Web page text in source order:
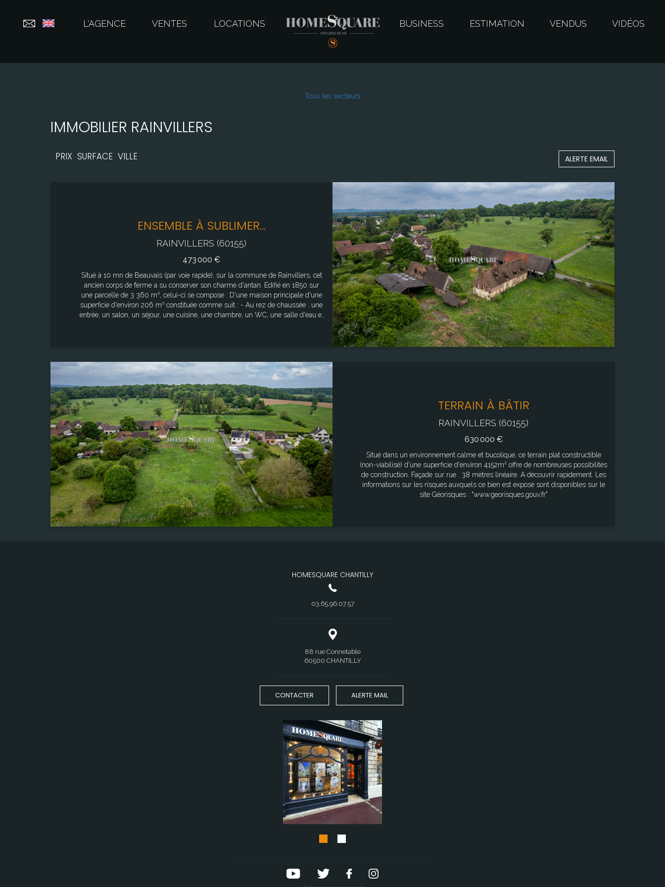
LOCATIONS
VENTES
L'AGENCE BUSINESS ESTIMATION VENDUS VIDÉOS
Tous les secteurs
IMMOBILIER RAINVILLERS
PRIX SURFACE VILLE ALERTE EMAIL
ENSEMBLE À SUBLIMER...
RAINVILLERS (60155)
473 000 €
Situé à 10 mn de Beauvais (par voie rapide), sur la commune de Rainvillers, cet
ancien corps de ferme a su conserver son charme d'antan. Edifié en 1850 sur
une parcelle de 3 360 m², celui-ci se compose : D'une maison principale d'une
superficie d'environ 206 m² constituée comme suit : - Au rez de chaussée : une
entrée, un salon, un séjour, une cuisine, une chambre, un WC, une salle d'eau et
possibilités de rénovations, permettra d'envisager de nombreux projets. Superficie
maison principale : 206 m² environ Superficie bâtiments annexes : 705 m²
Surface cadastrale : 3360 m² Les informations sur les risques auxquels ce bien
est exposé sont disponibles sur le site Géorisques : "www.georisques.gouv.fr"
206,00 m²
Terrain
3 360,00 m²
Pièce(s)
8
Chambre(s)
5
TERRAIN À BÂTIR
RAINVILLERS (60155)
630 000 €
Situé dans un environnement calme et bucolique, ce terrain plat constructible
(non-viabilisé) d'une superficie d'environ 4152m² offre de nombreuses possibilités
de construction. Façade sur rue : 38 mètres linéaire. A découvrir rapidement. Les
informations sur les risques auxquels ce bien est exposé sont disponibles sur le
site Géorisques : "www.georisques.gouv.fr"
4 152,00 m²
Terrain
4 152,00 m²
Pièce(s)
8
Chambre(s)
5
HOMESQUARE CHANTILLY
03.65.96.07.57
88 rue Connetable
60500 CHANTILLY
CONTACTER ALERTE MAIL